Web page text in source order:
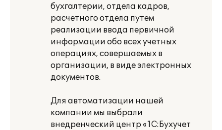
бухгалтерии, отдела кадров,
расчетного отдела путем
реализации ввода первичной
информации обо всех учетных
операциях, совершаемых в
организации, в виде электронных
документов.
Для автоматизации нашей
компании мы выбрали
внедренческий центр «1С:Бухучет